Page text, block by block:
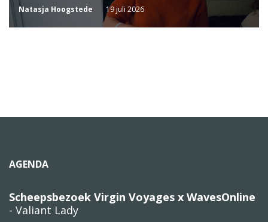
Natasja Hoogstede 19 juli 2026
AGENDA
Scheepsbezoek Virgin Voyages x WavesOnline
- Valiant Lady